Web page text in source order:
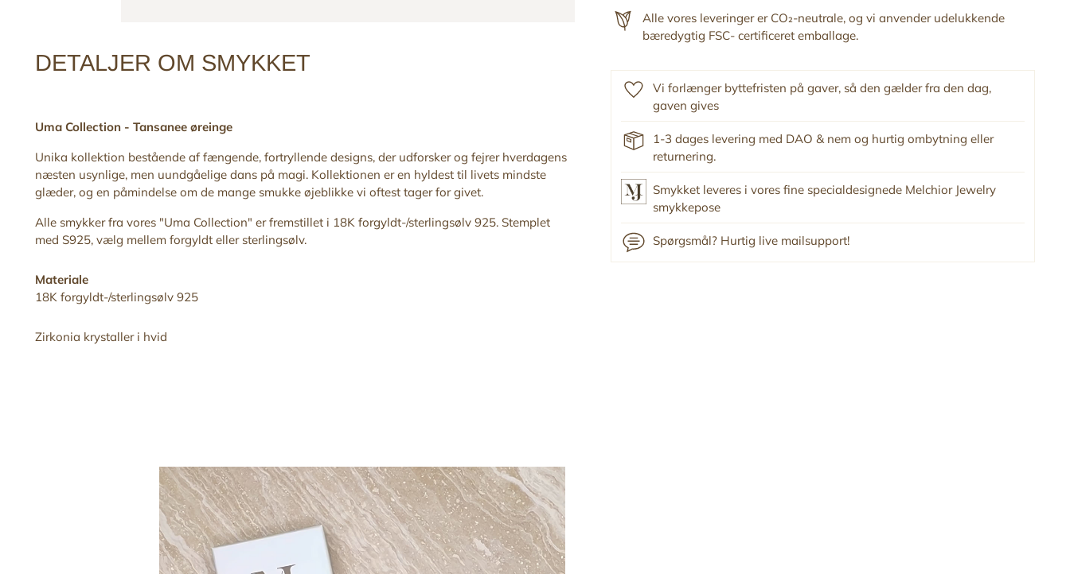
DETALJER OM SMYKKET
Uma Collection - Tansanee øreinge
Unika kollektion bestående af fængende, fortryllende designs, der udforsker og fejrer hverdagens
næsten usynlige, men uundgåelige dans på magi. Kollektionen er en hyldest til livets mindste
glæder, og en påmindelse om de mange smukke øjeblikke vi oftest tager for givet.
Alle smykker fra vores "Uma Collection" er fremstillet i 18K forgyldt-/sterlingsølv 925. Stemplet
med S925, vælg mellem forgyldt eller sterlingsølv.
Materiale
18K forgyldt-/sterlingsølv 925
Zirkonia krystaller i hvid
Alle vores leveringer er CO₂-neutrale, og vi anvender udelukkende
bæredygtig FSC- certificeret emballage.
Vi forlænger byttefristen på gaver, så den gælder fra den dag,
gaven gives
1-3 dages levering med DAO & nem og hurtig ombytning eller
returnering.
Smykket leveres i vores fine specialdesignede Melchior Jewelry
smykkepose
Spørgsmål? Hurtig live mailsupport!